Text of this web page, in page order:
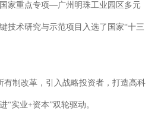
家重点专项—广州明珠工业园区多元
技术研究与示范项目入选了国家“十三
有制改革，引入战略投资者，打造高科
“实业+资本”双轮驱动。